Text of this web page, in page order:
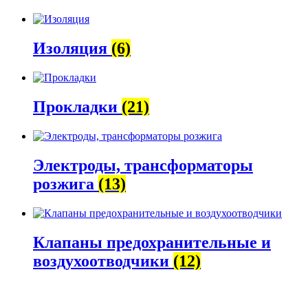
Изоляция (6)
Прокладки (21)
Электроды, трансформаторы
розжига (13)
Клапаны предохранительные и
воздухоотводчики (12)